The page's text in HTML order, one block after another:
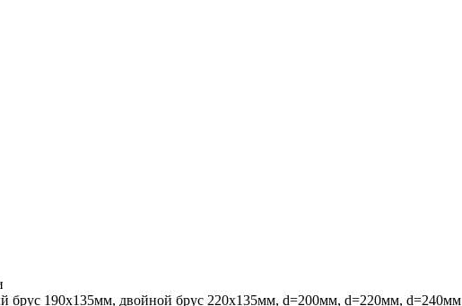
190х135мм, двойной брус 220х135мм, d=200мм, d=220мм, d=240мм